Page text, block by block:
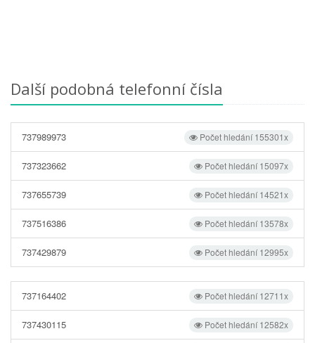
Další podobná telefonní čísla
Počet hledání 155301x
737989973
Počet hledání 15097x
737323662
Počet hledání 14521x
737655739
Počet hledání 13578x
737516386
Počet hledání 12995x
737429879
Počet hledání 12711x
737164402
Počet hledání 12582x
737430115